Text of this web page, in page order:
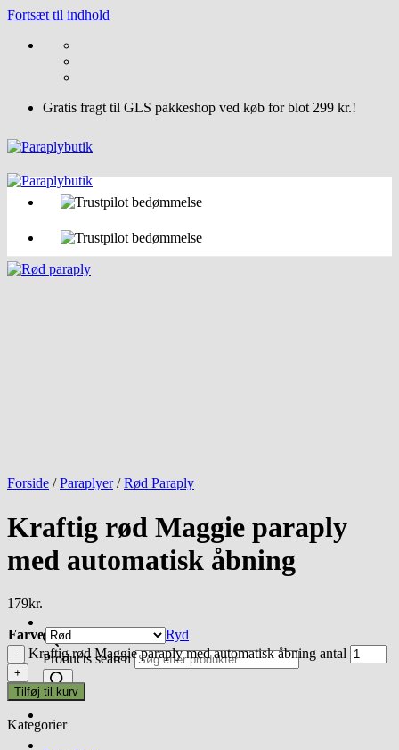
Fortsæt til indhold
Gratis fragt til GLS pakkeshop ved køb for blot 299 kr.!
Products search
Forside / Paraplyer / Rød Paraply
Kraftig rød Maggie paraply
med automatisk åbning
179kr.
Farve
Ryd
Kraftig rød Maggie paraply med automatisk åbning antal
Tilføj til kurv
Kategorier